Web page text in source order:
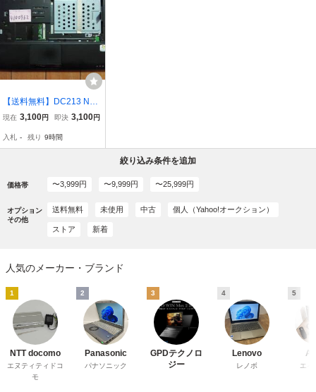
【送料無料】DC213 N10
WMS02 Atom N450 1.6G
962
現在 3,100円 即決 3,100円
入札 - 残り 9時間
絞り込み条件を追加
価格帯 〜3,999円 〜9,999円 〜25,999円
オプション
その他
送料無料 未使用 中古 個人（Yahoo!オークション）
ストア 新着
人気のメーカー・ブランド
1
NTT docomo
エヌティティドコ
モ
2
Panasonic
パナソニック
3
GPDテクノロ
ジー
4
Lenovo
レノボ
5
エイ